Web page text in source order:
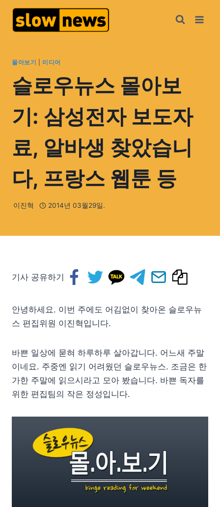
몰아보기 미디어
슬로우뉴스 몰아보
기: 삼성전자 보도자
료, 알바생 찾았습니
다, 프랑스 웹툰 등
이진혁 2014년 03월29일.
기사 공유하기
안녕하세요. 이번 주에도 어김없이 찾아온 슬로우뉴
스 편집위원 이진혁입니다.
바쁜 일상에 묻혀 하루하루 살아갑니다. 어느새 주말
이네요. 주중엔 읽기 어려웠던 슬로우뉴스. 조금은 한
가한 주말에 읽으시라고 모아 봤습니다. 바쁜 독자를
위한 편집팀의 작은 정성입니다.